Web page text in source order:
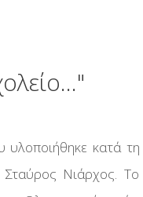
κατά τη
Νιάρχος.
ΝΑ ΜΕ ΘΥΜΆΣΑΙ
τον κωδικό σας;
το όνομα χρήστη;